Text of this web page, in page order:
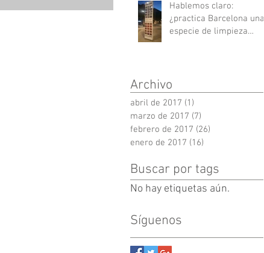
Hablemos claro:
¿practica Barcelona una
especie de limpieza
Archivo
abril de 2017 (1)
marzo de 2017 (7)
febrero de 2017 (26)
enero de 2017 (16)
Buscar por tags
No hay etiquetas aún.
Síguenos